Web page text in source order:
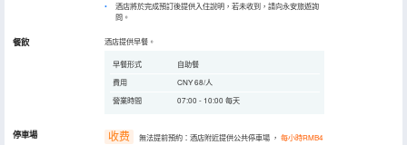
酒店將於完成預訂後提供入住說明，若未收到，請向永安旅遊詢
問。
餐飲 酒店提供早餐。
早餐形式
自助餐
費用
CNY 68/人
營業時間
07:00 - 10:00 每天
停車場 收费 無法提前預約：酒店附近提供公共停車場 ， 每小時RMB4